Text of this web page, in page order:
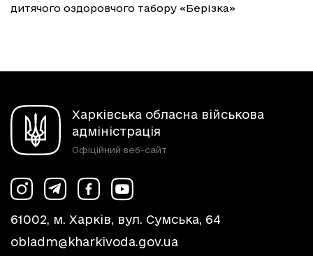
дитячого оздоровчого табору «Берізка»
Харківська обласна військова
адміністрація
Офіційний веб-сайт
61002, м. Харків, вул. Сумська, 64
obladm@kharkivoda.gov.ua